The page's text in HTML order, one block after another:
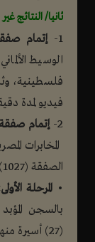
ثانيا/ النتائج
1-
إتمام
فلسطينية،
فيديو لمدة
2- إتمام صفقة
المخابرات
الصفقة (1027) وتمت على مرحلتين:
• المرحلة
بالسجن
(27) أسيرة منهم خمسة محكوم عليهن بالسجن المؤبد.